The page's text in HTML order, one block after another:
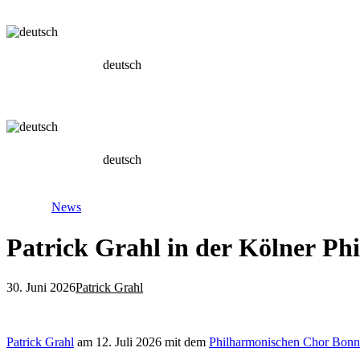
deutsch
deutsch
News
Patrick Grahl in der Kölner
30. Juni 2026Patrick Grahl
Patrick Grahl am 12. Juli 2026 mit dem Philharmonischen Chor Bonn